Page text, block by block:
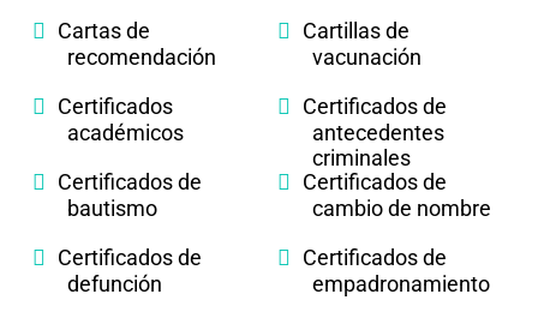
Cartas de
recomendación
Cartillas de
vacunación
Certificados
académicos
Certificados de
antecedentes
criminales
Certificados de
bautismo
Certificados de
cambio de nombre
Certificados de
defunción
Certificados de
empadronamiento